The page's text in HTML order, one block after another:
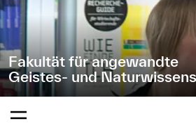
Fakultät für angewandte
Geistes- und
bestätigen